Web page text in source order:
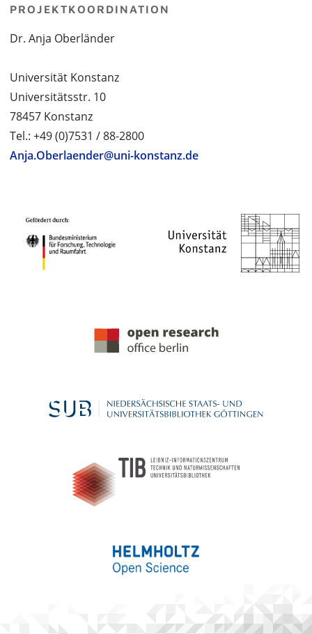
PROJEKTKOORDINATION
Dr. Anja Oberländer
Universität Konstanz
Universitätsstr. 10
78457 Konstanz
Tel.: +49 (0)7531 / 88-2800
Anja.Oberlaender@uni-konstanz.de